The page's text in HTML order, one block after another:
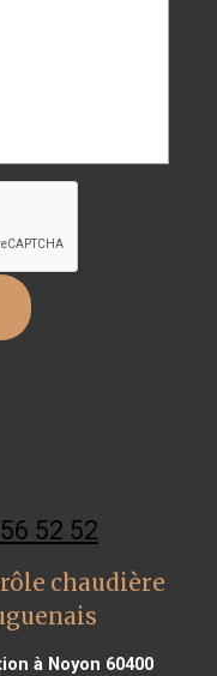
52 52
chaudière
à Noyon 60400